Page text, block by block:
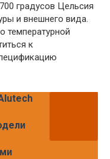
градусов Цельсия
и внешнего вида.
температурной
к